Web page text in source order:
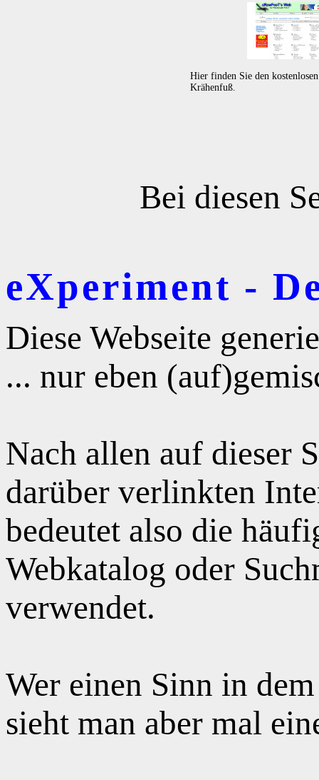
Hier finden Sie den
Krähenfuß.
Bei diesen
eXperiment -
Diese Webseite
... nur eben
Nach allen auf dieser
darüber verlinkten
bedeutet also die
Webkatalog oder
verwendet.
Wer einen Sinn in
sieht man aber mal